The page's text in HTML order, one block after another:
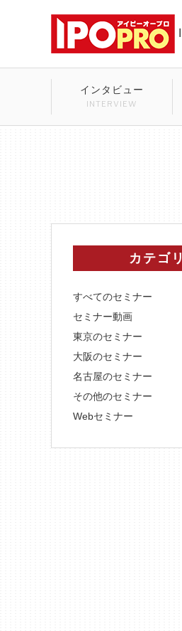
インタビュー
INTERVIEW
カテゴリ
すべてのセミナー
セミナー動画
東京のセミナー
大阪のセミナー
名古屋のセミナー
その他のセミナー
Webセミナー